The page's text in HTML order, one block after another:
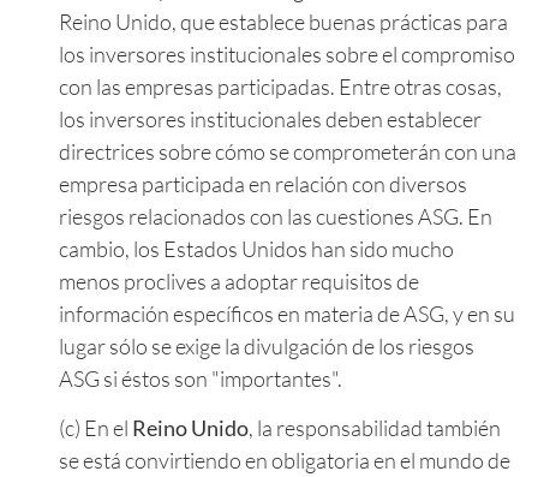
Reino Unido, que establece buenas prácticas para
los inversores institucionales sobre el compromiso
con las empresas participadas. Entre otras cosas,
los inversores institucionales deben establecer
directrices sobre cómo se comprometerán con una
empresa participada en relación con diversos
riesgos relacionados con las cuestiones ASG. En
cambio, los Estados Unidos han sido mucho
menos proclives a adoptar requisitos de
información específicos en materia de ASG, y en su
lugar sólo se exige la divulgación de los riesgos
ASG si éstos son "importantes".
(c) En el Reino Unido, la responsabilidad también
se está convirtiendo en obligatoria en el mundo de